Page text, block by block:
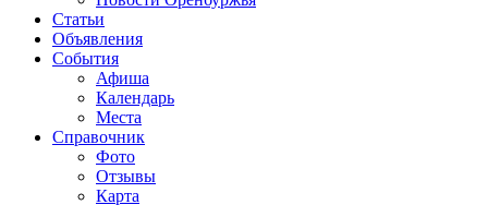
Статьи
Объявления
События
Афиша
Календарь
Места
Справочник
Фото
Отзывы
Карта